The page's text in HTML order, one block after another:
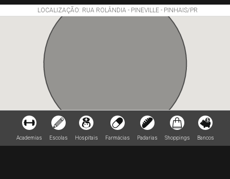
LOCALIZAÇÃO: RUA ROLÂNDIA - PINEVILLE - PINHAIS/PR
Academias Escolas Hospitais Farmácias Padarias Shoppings Bancos